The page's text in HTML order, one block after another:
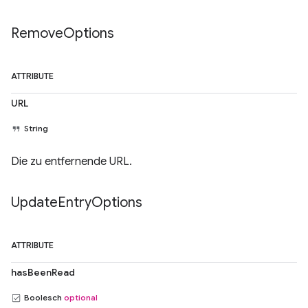
RemoveOptions
ATTRIBUTE
URL
String
Die zu entfernende URL.
UpdateEntryOptions
ATTRIBUTE
hasBeenRead
Boolesch optional